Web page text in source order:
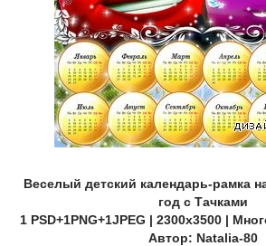
Веселый детский календарь-рамка
год с Тачками
1 PSD+1PNG+1JPEG | 2300х3500 |
Автор: Natalia-80